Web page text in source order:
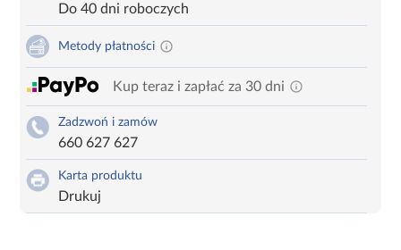
Do 40 dni roboczych
Metody płatności
Kup teraz i zapłać za 30 dni
Zadzwoń i zamów
660 627 627
Karta produktu
Drukuj